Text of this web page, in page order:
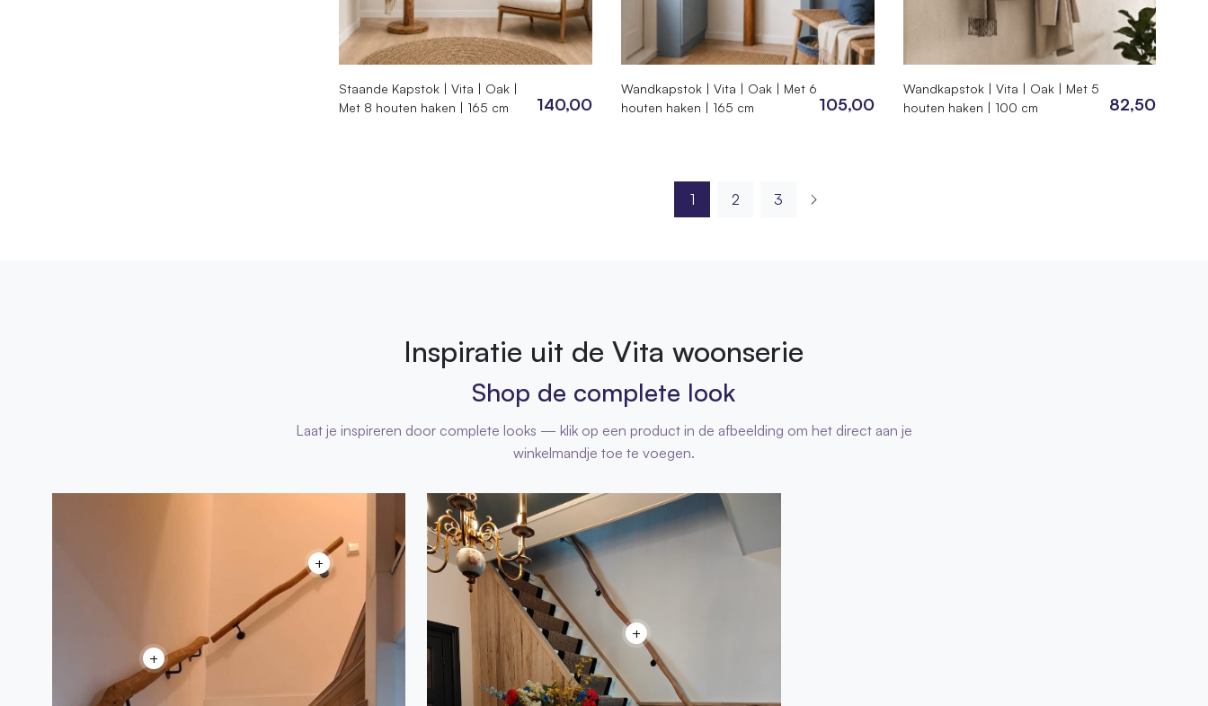
Staande Kapstok | Vita | Oak |
Met 8 houten haken | 165 cm
140,00
Wandkapstok | Vita | Oak | Met 6
houten haken | 165 cm
105,00
Wandkapstok | Vita | Oak | Met 5
houten haken | 100 cm
82,50
1 2 3
Inspiratie uit de Vita woonserie
Shop de complete look
Laat je inspireren door complete looks — klik op een product in de afbeelding om het direct aan je
winkelmandje toe te voegen.
+
+
+